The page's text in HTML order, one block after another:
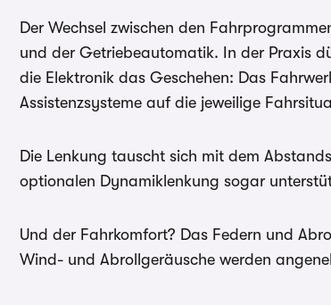
Der Wechsel zwischen den
und der Getriebeautomatik. In der Praxis
die Elektronik das Geschehen: Das
Assistenzsysteme auf die jeweilige
Die Lenkung tauscht sich mit dem
optionalen Dynamiklenkung sogar
Und der Fahrkomfort? Das Federn und
Wind- und Abrollgeräusche werden